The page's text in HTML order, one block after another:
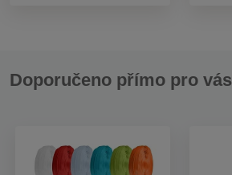
Doporučeno přímo pro vás